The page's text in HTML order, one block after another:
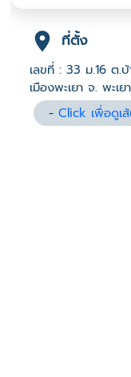
ที่ตั้ง
เลขที่ : 33 ม.16 ต.
เมืองพะเยา จ. พะเ
-Click เพื่อดูเ